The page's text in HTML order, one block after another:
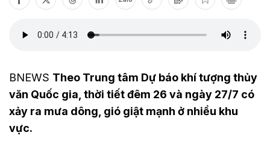
BNEWS Theo Trung tâm Dự báo khí tượng thủy
văn Quốc gia, thời tiết đêm 26 và ngày 27/7 có
xảy ra mưa dông, gió giật mạnh ở nhiều khu
vực.